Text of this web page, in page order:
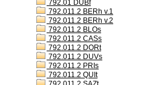
792.01 DUBf
792.011.2 BERh v.1
792.011.2 BERh v.2
792.011.2 BLOs
792.011.2 CASs
792.011.2 DORt
792.011.2 DUVs
792.011.2 PRIs
792.011.2 QUIt